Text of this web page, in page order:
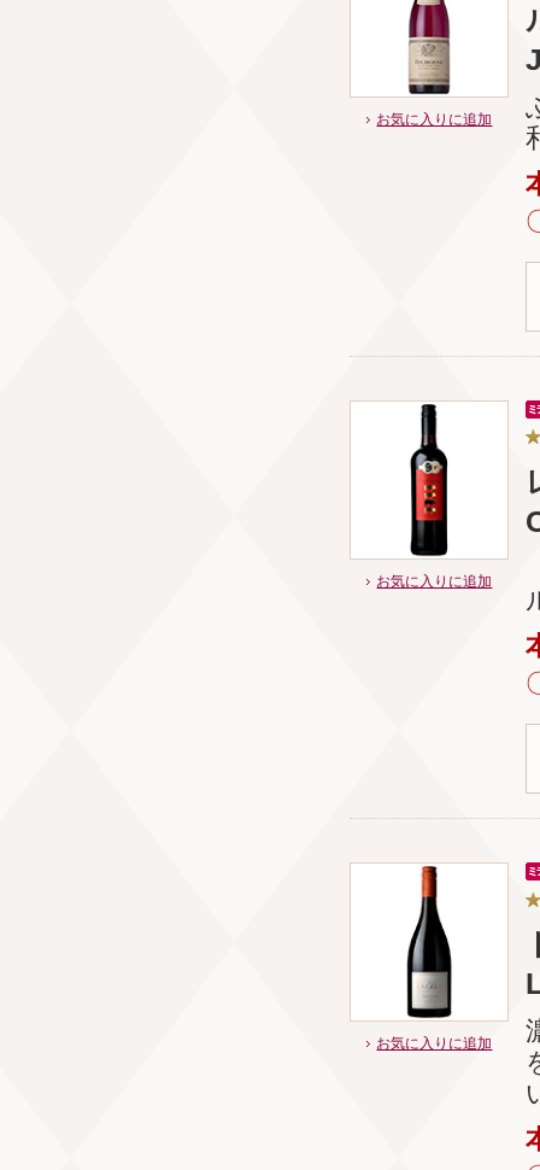
お気に入りに追加
お気に入りに追加
お気に入りに追加